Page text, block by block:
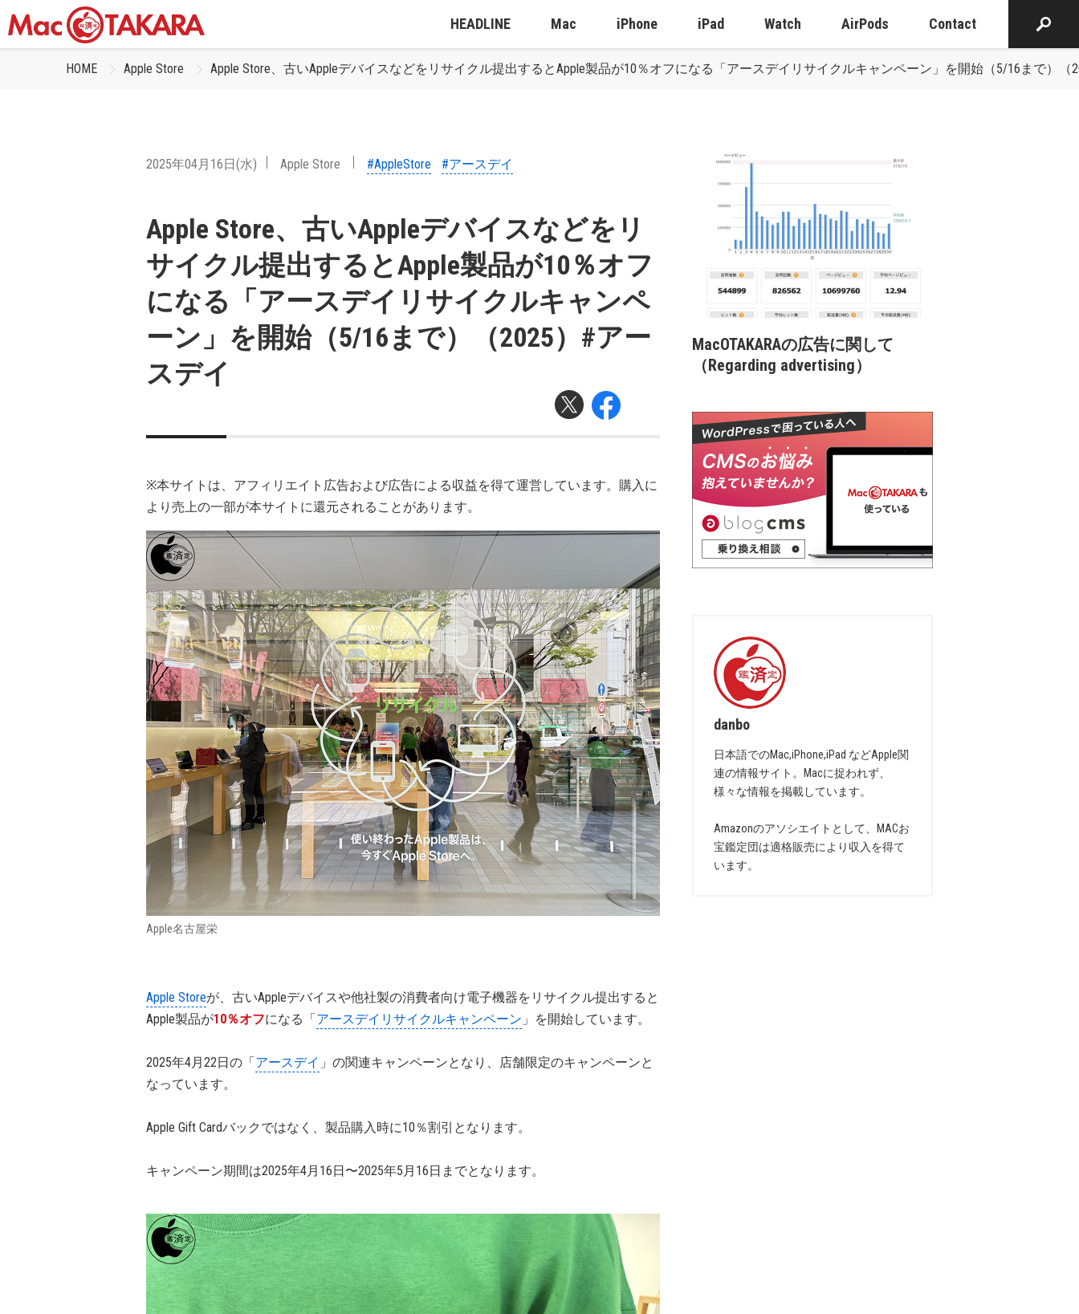
HEADLINE Mac iPhone iPad Watch AirPods Contact
HOME Apple Store Apple Store、古いAppleデバイスなどをリサイクル提出するとApple製品が10％オフになる「アースデイリサイクルキャンペーン」を開始（5/16まで）（
2025年04月16日(水) Apple Store #AppleStore #アースデイ
Apple Store、古いAppleデバイスなどをリ
サイクル提出するとApple製品が10％オフ
になる「アースデイリサイクルキャンペ
ーン」を開始（5/16まで）（2025）#アー
スデイ
※本サイトは、アフィリエイト広告および広告による収益を得て運営しています。購入に
より売上の一部が本サイトに還元されることがあります。
Apple名古屋栄
Apple Storeが、古いAppleデバイスや他社製の消費者向け電子機器をリサイクル提出すると
Apple製品が10％オフになる「アースデイリサイクルキャンペーン 」を開始しています。
2025年4月22日の「アースデイ 」の関連キャンペーンとなり、店舗限定のキャンペーンと
なっています。
Apple Gift Cardバックではなく、製品購入時に10％割引となります。
キャンペーン期間は2025年4月16日〜2025年5月16日までとなります。
MacOTAKARAの広告に関して
（Regarding advertising）
danbo
日本語でのMac,iPhone,iPad などApple関
連の情報サイト。Macに捉われず、
様々な情報を掲載しています。
Amazonのアソシエイトとして、MACお
宝鑑定団は適格販売により収入を得て
います。